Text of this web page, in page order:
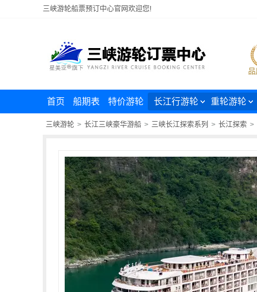
三峡游轮船票预订中心官网欢迎您!
首页 船期表 特价游轮 长江行游轮 重轮游轮
三峡游轮 > 长江三峡豪华游船 > 三峡长江探索系列 > 长江探索 >